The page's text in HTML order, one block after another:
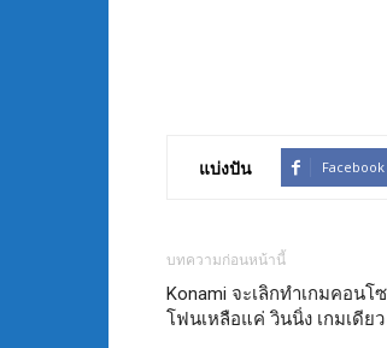
แบ่งปัน Facebook
บทความก่อนหน้านี้
Konami จะเลิกทำเกมคอน
โฟนเหลือแค่ วินนิ่ง เกมเดียว